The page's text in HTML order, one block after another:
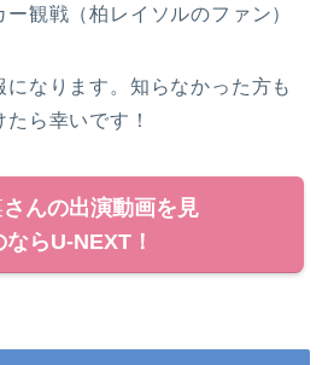
観戦（柏レイソルのファン）
になります。知らなかった方も
ら幸いです！
さんの出演動画を見
ならU-NEXT！